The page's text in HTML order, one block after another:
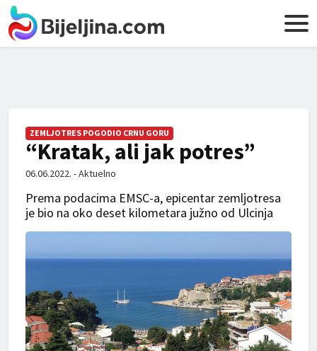
ZEMLJOTRES POGODIO CRNU GORU
“Kratak, ali jak potres”
06.06.2022. - Aktuelno
Prema podacima EMSC-a, epicentar zemljotresa
je bio na oko deset kilometara južno od Ulcinja